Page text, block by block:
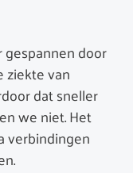
door
ziekte van
dat sneller
we niet. Het
verbindingen